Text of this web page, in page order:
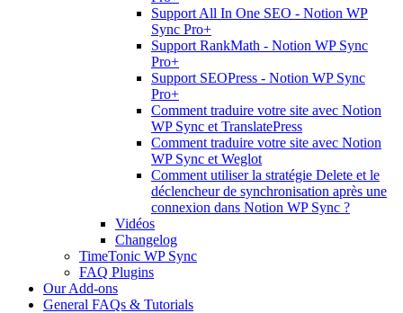
Support All In One SEO - Notion WP
Sync Pro+
Support RankMath - Notion WP Sync
Pro+
Support SEOPress - Notion WP Sync
Pro+
Comment traduire votre site avec Notion
WP Sync et TranslatePress
Comment traduire votre site avec Notion
WP Sync et Weglot
Comment utiliser la stratégie Delete et le
déclencheur de synchronisation après une
connexion dans Notion WP Sync ?
Vidéos
Changelog
TimeTonic WP Sync
FAQ Plugins
Our Add-ons
General FAQs & Tutorials